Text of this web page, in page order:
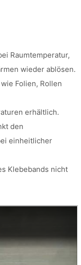
Raumtemperatur,
wieder ablösen.
Folien, Rollen
erhältlich.
den
einheitlicher
Klebebands nicht